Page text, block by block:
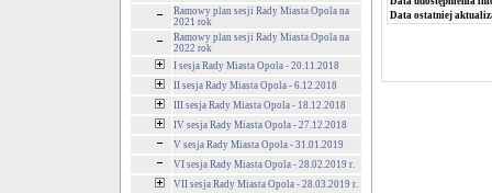
Ramowy plan sesji Rady Miasta Opola na
2021 rok
Ramowy plan sesji Rady Miasta Opola na
2022 rok
I sesja Rady Miasta Opola - 20.11.2018
II sesja Rady Miasta Opola - 6.12.2018
III sesja Rady Miasta Opola - 18.12.2018
IV sesja Rady Miasta Opola - 27.12.2018
V sesja Rady Miasta Opola - 31.01.2019
VI sesja Rady Miasta Opola - 28.02.2019 r.
VII sesja Rady Miasta Opola - 28.03.2019 r.
Data ostatniej